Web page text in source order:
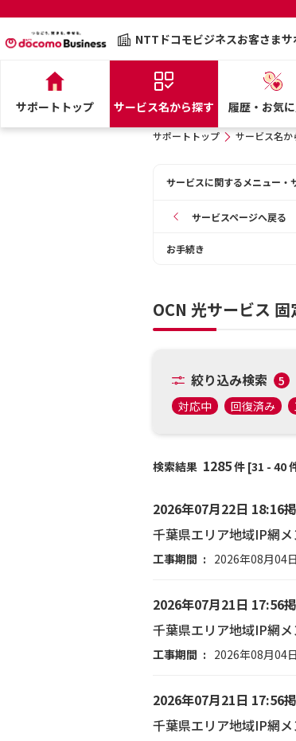
NTTドコモビジネスお客さまサ
サポートトップ サービス名から探す 履歴・お気
サポートトップ サービス名か
サービスに関するメニュー・
サービスページへ戻る
お手続き
OCN 光サービス
絞り込み検索
5
対応中
回復済み
検索結果 1285件 [31 - 40
2026年07月22日 18:16
千葉県エリア地域IP網
工事期間 2026年08月04
2026年07月21日 17:56
千葉県エリア地域IP網
工事期間 2026年08月04
2026年07月21日 17:56
千葉県エリア地域IP網